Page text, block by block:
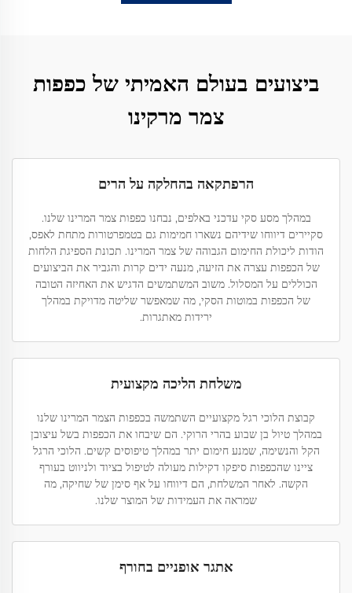
ביצועים בעולם האמיתי של כפפות
צמר מרקינו
הרפתקאה בהחלקה על הרים
במהלך מסע סקי עדכני באלפים, נבחנו כפפות צמר המרינו שלנו.
סקיירים דיווחו שידיהם נשארו חמימות גם בטמפרטורות מתחת לאפס,
הודות ליכולת החימום הגבוהה של צמר המרינו. תכונת הספיגת הלחות
של הכפפות עצרה את הזיעה, מנעה ידים קרות והגביר את הביצועים
הכוללים על המסלול. משוב המשתמשים הדגיש את האחיזה הטובה
של הכפפות במוטות הסקי, מה שמאפשר שליטה מדויקת במהלך
ירידות מאתגרות.
משלחת הליכה מקצועית
קבוצת הלוכי רגל מקצועיים השתמשה בכפפות הצמר המרינו שלנו
במהלך טיול בן שבוע בהרי הרוקי. הם שיבחו את הכפפות בשל עיצובן
הקל והנשימה, שמנע חימום יתר במהלך טיפוסים קשים. הלוכי הרגל
ציינו שהכפפות סיפקו דקילות מעולה לטיפול בציוד ולניווט בעורף
הקשה. לאחר המשלחת, הם דיווחו על אף סימן של שחיקה, מה
שמראה את העמידות של המוצר שלנו.
אתגר אופניים בחורף